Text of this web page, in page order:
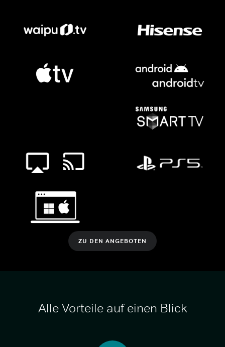
ZU DEN ANGEBOTEN
Alle Vorteile auf einen Blick